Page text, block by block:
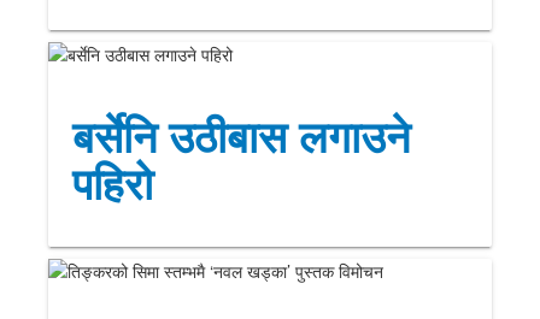
बर्सेनि उठीबास लगाउने
पहिरो